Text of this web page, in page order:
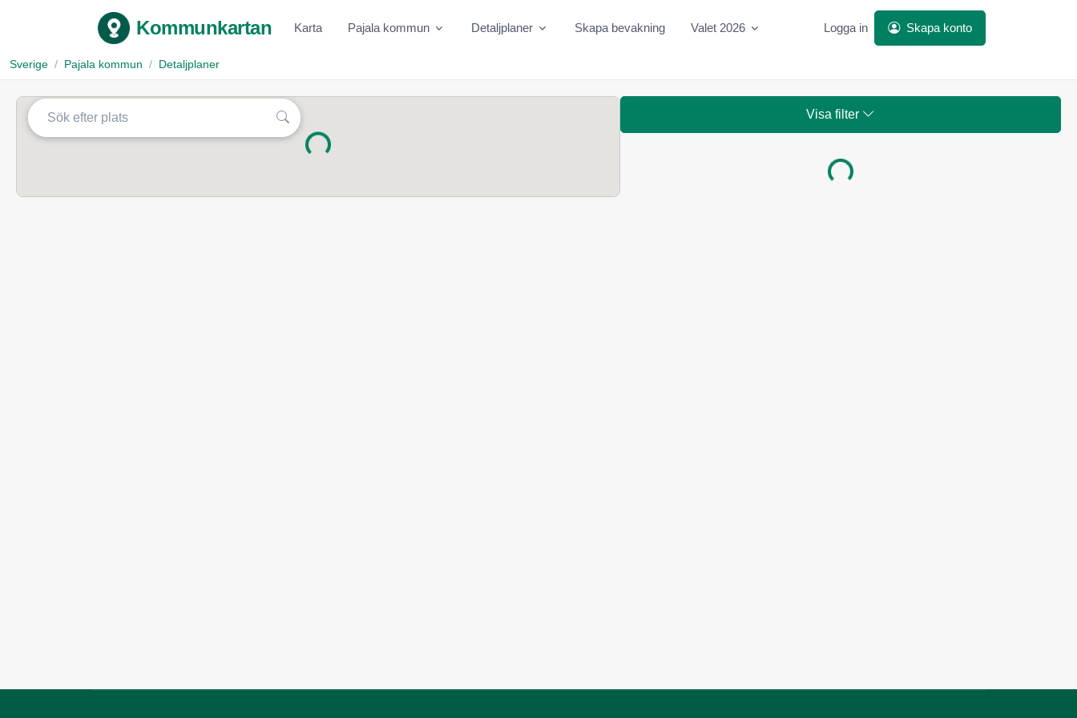
Kommunkartan Karta Pajala kommun Detaljplaner Skapa bevakning Valet 2026 Logga in Skapa konto
Sverige Pajala kommun Detaljplaner
Laddar...
Visa filter
Laddar...